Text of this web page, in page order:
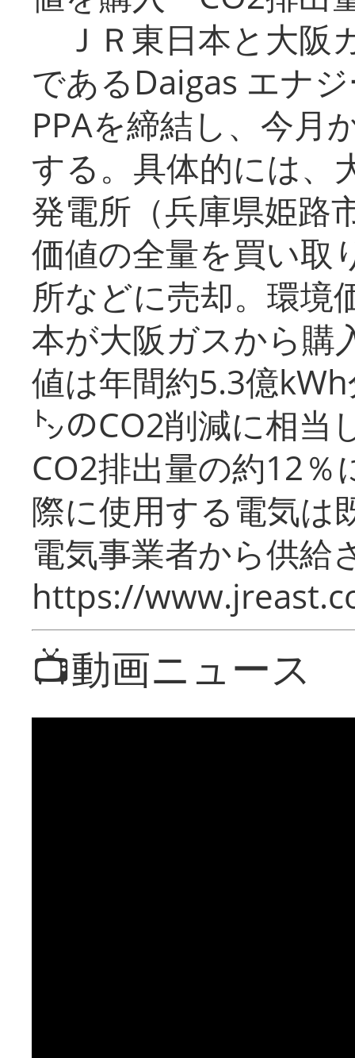
ＪＲ東日本と大阪
であるDaigas エナ
PPAを締結し、今月
する。具体的には、
発電所（兵庫県姫路
価値の全量を買い取
所などに売却。環境
本が大阪ガスから購
値は年間約5.3億
㌧のCO2削減に相当
CO2排出量の約12％
際に使用する電気は
電気事業者から供給
https://
📺動画ニュース